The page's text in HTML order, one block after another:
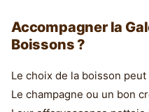
Accompagner la
Boissons ?
Le choix de la boisson
Le champagne ou un bon